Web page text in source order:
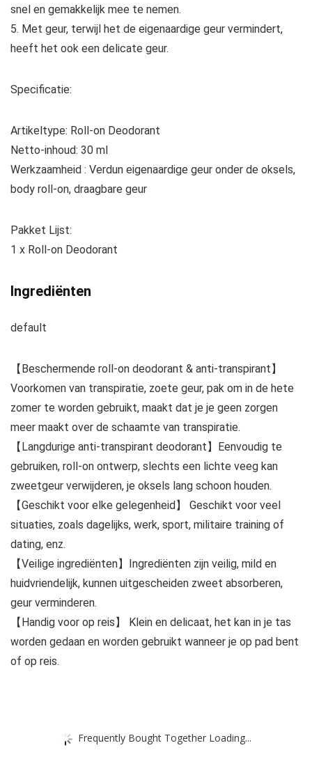
snel en gemakkelijk mee te nemen.
5. Met geur, terwijl het de eigenaardige geur vermindert,
heeft het ook een delicate geur.
Specificatie:
Artikeltype: Roll-on Deodorant
Netto-inhoud: 30 ml
Werkzaamheid : Verdun eigenaardige geur onder de oksels,
body roll-on, draagbare geur
Pakket Lijst:
1 x Roll-on Deodorant
Ingrediënten
default
【Beschermende roll-on deodorant & anti-transpirant】
Voorkomen van transpiratie, zoete geur, pak om in de hete
zomer te worden gebruikt, maakt dat je je geen zorgen
meer maakt over de schaamte van transpiratie.
【Langdurige anti-transpirant deodorant】Eenvoudig te
gebruiken, roll-on ontwerp, slechts een lichte veeg kan
zweetgeur verwijderen, je oksels lang schoon houden.
【Geschikt voor elke gelegenheid】 Geschikt voor veel
situaties, zoals dagelijks, werk, sport, militaire training of
dating, enz.
【Veilige ingrediënten】Ingrediënten zijn veilig, mild en
huidvriendelijk, kunnen uitgescheiden zweet absorberen,
geur verminderen.
【Handig voor op reis】 Klein en delicaat, het kan in je tas
worden gedaan en worden gebruikt wanneer je op pad bent
of op reis.
Frequently Bought Together Loading...